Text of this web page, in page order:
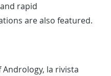
rapid
are also featured.
Andrology, la rivista